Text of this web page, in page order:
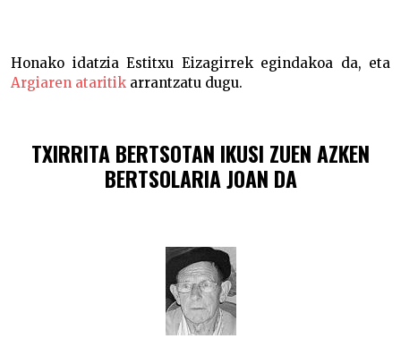
Honako idatzia Estitxu Eizagirrek egindakoa da, eta
Argiaren ataritik arrantzatu dugu.
TXIRRITA BERTSOTAN IKUSI ZUEN AZKEN
BERTSOLARIA JOAN DA